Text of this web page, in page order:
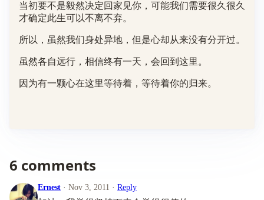
当初要不是毅然决定回家见你，可能我们需要很久很久
才确定此生可以不离不弃。
所以，虽然我们身处异地，但是心却从来没有分开过。
虽然各自远行，相信终有一天，会回到这里。
因为有一颗心在这里等待着，等待着你的归来。
6 comments
Ernest · Nov 3, 2011 · Reply